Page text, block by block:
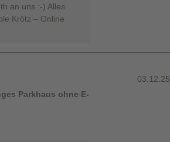
an uns :-) Alles
Krötz – Online
Parkhaus ohne E-
03.12.25